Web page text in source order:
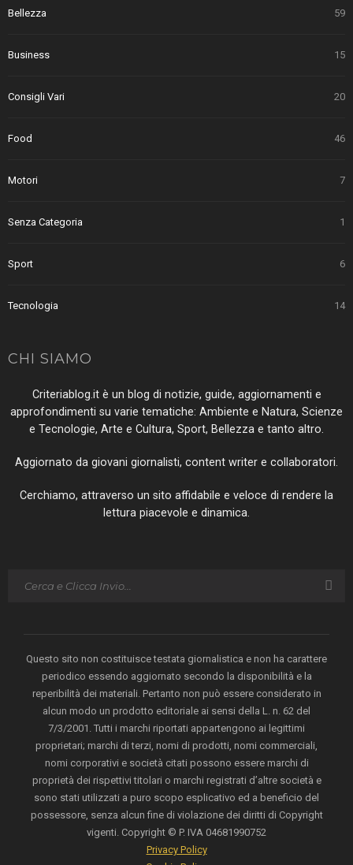
Bellezza 59
Business 15
Consigli Vari 20
Food 46
Motori 7
Senza Categoria 1
Sport 6
Tecnologia 14
CHI SIAMO
Criteriablog.it è un blog di notizie, guide, aggiornamenti e
approfondimenti su varie tematiche: Ambiente e Natura, Scienze
e Tecnologie, Arte e Cultura, Sport, Bellezza e tanto altro.
Aggiornato da giovani giornalisti, content writer e collaboratori.
Cerchiamo, attraverso un sito affidabile e veloce di rendere la
lettura piacevole e dinamica.
Questo sito non costituisce testata giornalistica e non ha carattere
periodico essendo aggiornato secondo la disponibilità e la
reperibilità dei materiali. Pertanto non può essere considerato in
alcun modo un prodotto editoriale ai sensi della L. n. 62 del
7/3/2001. Tutti i marchi riportati appartengono ai legittimi
proprietari; marchi di terzi, nomi di prodotti, nomi commerciali,
nomi corporativi e società citati possono essere marchi di
proprietà dei rispettivi titolari o marchi registrati d’altre società e
sono stati utilizzati a puro scopo esplicativo ed a beneficio del
possessore, senza alcun fine di violazione dei diritti di Copyright
vigenti. Copyright © P. IVA 04681990752
Privacy Policy